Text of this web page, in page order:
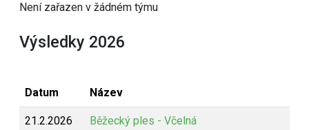
Není zařazen v žádném týmu
Výsledky 2026
Datum Název
21.2.2026 Běžecký ples - Včelná